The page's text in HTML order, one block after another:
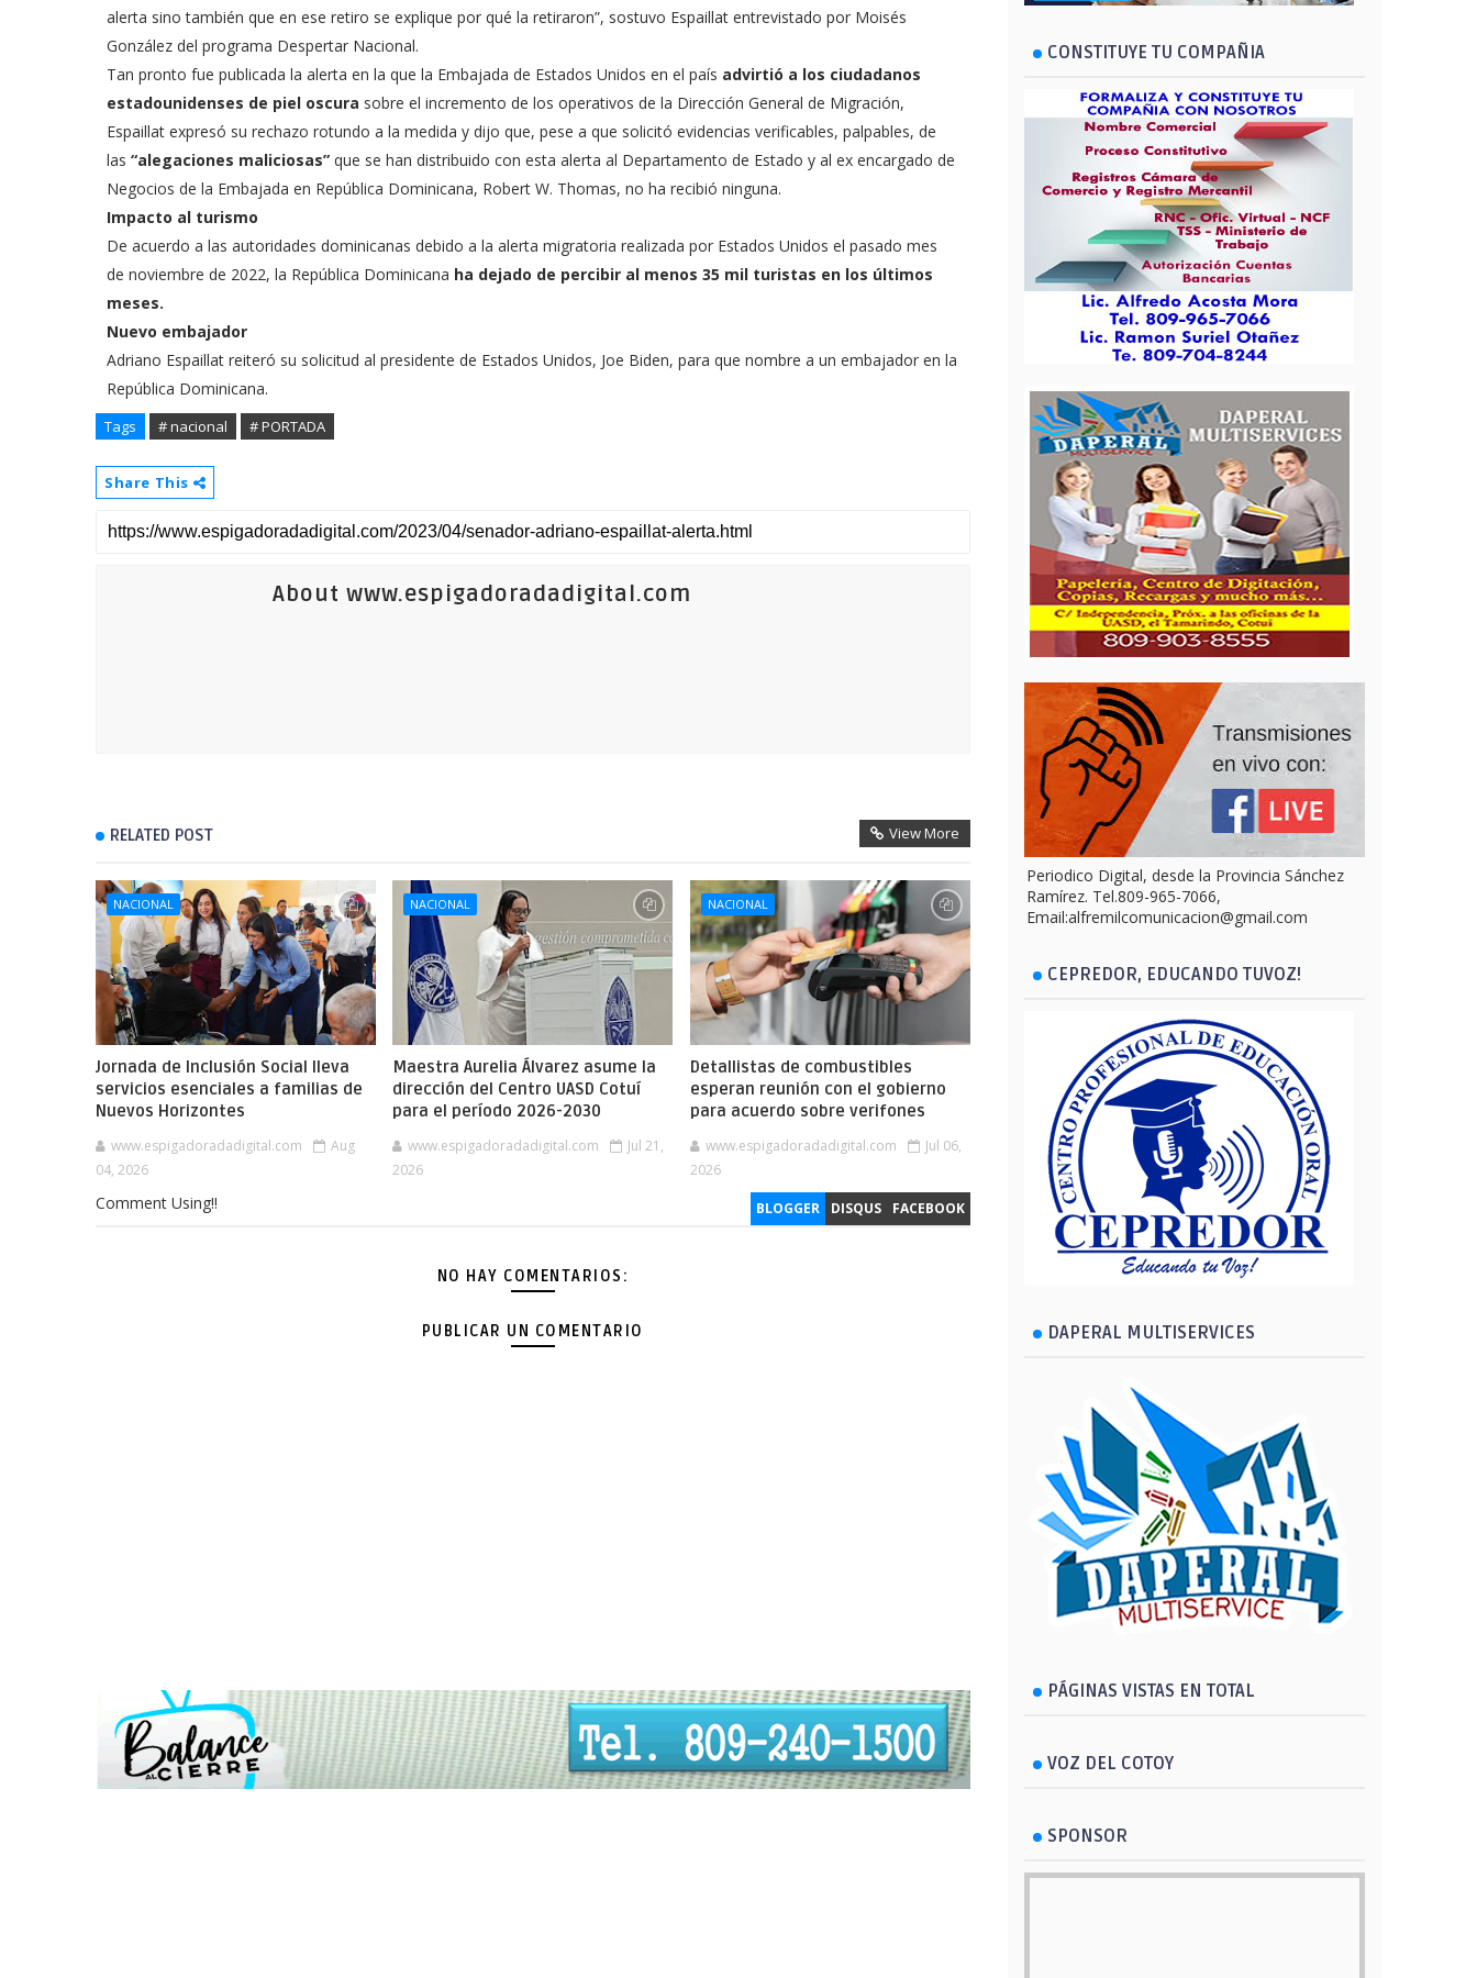
alerta sino también que en ese retiro se explique por qué la retiraron”, sostuvo Espaillat entrevistado por Moisés
González del programa Despertar Nacional.
Tan pronto fue publicada la alerta en la que la Embajada de Estados Unidos en el país advirtió a los ciudadanos
estadounidenses de piel oscura sobre el incremento de los operativos de la Dirección General de Migración,
Espaillat expresó su rechazo rotundo a la medida y dijo que, pese a que solicitó evidencias verificables, palpables, de
las “alegaciones maliciosas” que se han distribuido con esta alerta al Departamento de Estado y al ex encargado de
Negocios de la Embajada en República Dominicana, Robert W. Thomas, no ha recibió ninguna.
Impacto al turismo
De acuerdo a las autoridades dominicanas debido a la alerta migratoria realizada por Estados Unidos el pasado mes
de noviembre de 2022, la República Dominicana ha dejado de percibir al menos 35 mil turistas en los últimos
meses.
Nuevo embajador
Adriano Espaillat reiteró su solicitud al presidente de Estados Unidos, Joe Biden, para que nombre a un embajador en la
República Dominicana.
Tags # nacional # PORTADA
Share This
About www.espigadoradadigital.com
RELATED POST View More
NACIONAL
Jornada de Inclusión Social lleva
servicios esenciales a familias de
Nuevos Horizontes
www.espigadoradadigital.com
Aug
04, 2026
NACIONAL
Maestra Aurelia Álvarez asume la
dirección del Centro UASD Cotuí
para el período 2026-2030
www.espigadoradadigital.com
Jul 21,
2026
NACIONAL
Detallistas de combustibles
esperan reunión con el gobierno
para acuerdo sobre verifones
www.espigadoradadigital.com
Jul 06,
2026
BLOGGER DISQUS FACEBOOK
Comment Using!!
NO HAY COMENTARIOS:
PUBLICAR UN COMENTARIO
CONSTITUYE TU COMPAÑIA
Periodico Digital, desde la Provincia Sánchez
Ramírez. Tel.809-965-7066,
Email:alfremilcomunicacion@gmail.com
CEPREDOR, EDUCANDO TUVOZ!
DAPERAL MULTISERVICES
PÁGINAS VISTAS EN TOTAL
VOZ DEL COTOY
SPONSOR